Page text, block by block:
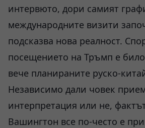
интервюто, дори самият
международните визити
подсказва нова реалност.
посещението на Тръмп е
вече планираните руско-
Независимо дали човек
интерпретация или не,
Вашингтон все по-често е